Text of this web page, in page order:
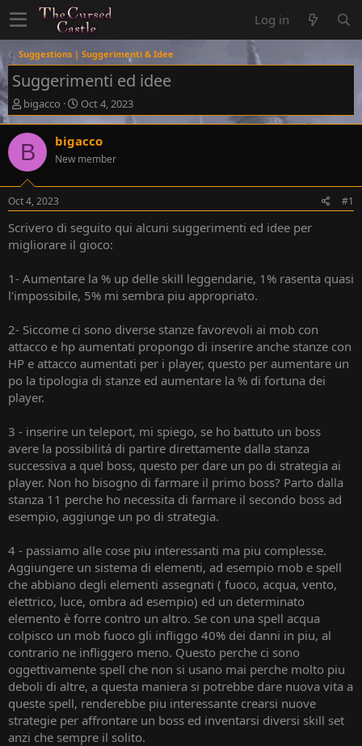
Log in
Suggestions | Suggerimenti & Idee
Suggerimenti ed idee
T
h
r
e
a
d
t
r
t
r
bigacco
S
t
r
t
a
Oct 4, 2023
B bigacco
New member
Oct 4, 2023 #1
Scrivero di seguito qui alcuni suggerimenti ed idee per
migliorare il gioco:
1- Aumentare la % up delle skill leggendarie, 1% rasenta quasi
l'impossibile, 5% mi sembra piu appropriato.
2- Siccome ci sono diverse stanze favorevoli ai mob con
attacco e hp aumentati propongo di inserire anche stanze con
HP e attacco aumentati per i player, questo per aumentare un
po la tipologia di stanze ed aumentare la % di fortuna dei
player.
3 - inserire un teleport, mi spiego, se ho battuto un boss
avere la possibilitá di partire direttamente dalla stanza
successiva a quel boss, questo per dare un po di strategia ai
player. Non ho bisogno di farmare il primo boss? Parto dalla
stanza 11 perche ho necessita di farmare il secondo boss ad
esempio, aggiunge un po di strategia.
4 - passiamo alle cose piu interessanti ma piu complesse.
Aggiungere un sistema di elementi, ad esempio mob e spell
che abbiano degli elementi assegnati ( fuoco, acqua, vento,
elettrico, luce, ombra ad esempio) ed un determinato
elemento è forre contro un altro. Se con una spell acqua
colpisco un mob fuoco gli infliggo 40% dei danni in piu, al
contrario ne infliggero meno. Questo perche ci sono
oggettivamente spell che non si usano mai perche molto piu
deboli di altre, a questa maniera si potrebbe dare nuova vita a
queste spell, renderebbe piu interessante crearsi nuove
strategie per affrontare un boss ed inventarsi diversi skill set
anzi che sempre il solito.